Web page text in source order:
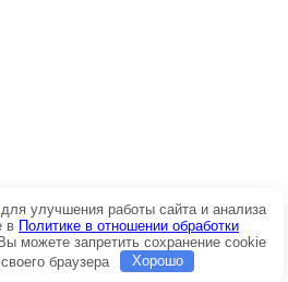
для улучшения работы сайта и анализа
в Политике в отношении обработки
Вы можете запретить сохранение cookie
браузера
Хорошо